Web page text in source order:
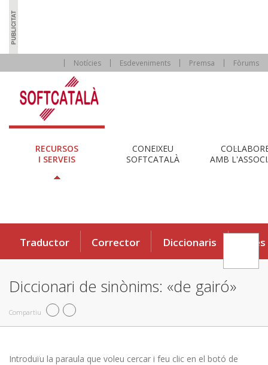
Notícies Esdeveniments Premsa Fòrums
RECURSOS
I SERVEIS
CONEIXEU
SOFTCATALÀ
AMB
Traductor Corrector Diccionaris Eines
Diccionari de sinònims: «de gairó»
Compartiu
Introduïu la paraula que voleu cercar i feu clic en el botó de